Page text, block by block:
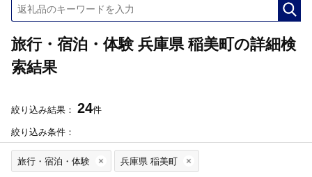
旅行・宿泊・体験 兵庫県 稲美町の詳細検
索結果
絞り込み結果： 24件
絞り込み条件：
旅行・宿泊・体験 兵庫県 稲美町